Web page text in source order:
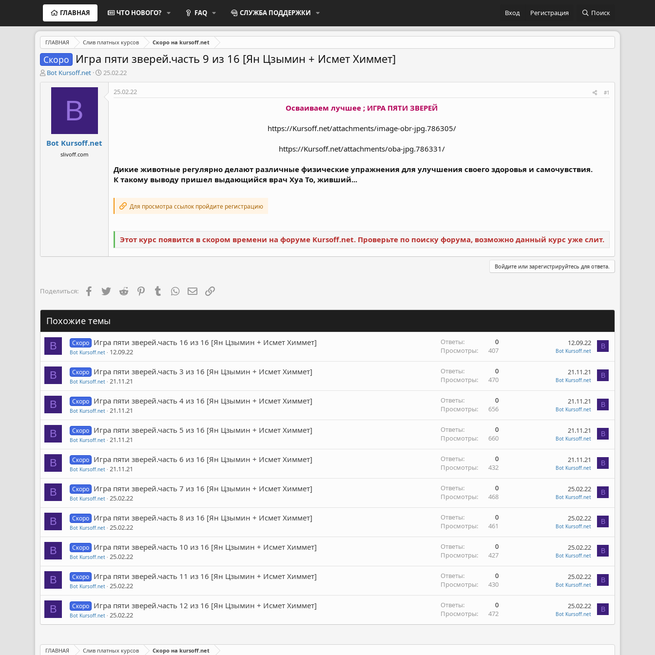
ГЛАВНАЯ ЧТО НОВОГО? FAQ СЛУЖБА ПОДДЕРЖКИ Вход Регистрация Поиск
ГЛАВНАЯ Слив платных курсов Скоро на kursoff.net
Скоро Игра пяти зверей.часть 9 из 16 [Ян Цзымин + Исмет Химмет]
А
в
ы
Bot Kursoff.net
Д
а
а
25.02.22
B
Bot Kursoff.net
slivoff.com
25.02.22 #1
Осваиваем лучшее ; ИГРА ПЯТИ ЗВЕРЕЙ
https://Kursoff.net/attachments/image-obr-jpg.786305/
https://Kursoff.net/attachments/oba-jpg.786331/
Дикие животные регулярно делают различные физические упражнения для улучшения своего здоровья и самочувствия.
К такому выводу пришел выдающийся врач Хуа То, живший...
Для просмотра ссылок пройдите регистрацию
Этот курс появится в скором времени на форуме Kursoff.net. Проверьте по поиску форума, возможно данный курс уже слит.
Войдите или зарегистрируйтесь для ответа.
Поделиться: FacebookTwitter Reddit PinterestTumblr WhatsAppЭлектронная почта
Похожие темы
B Скоро Игра пяти зверей.часть 16 из 16 [Ян Цзымин + Исмет Химмет]
Bot Kursoff.net 12.09.22
Ответы
0
Просмотры
407
12.09.22
Bot Kursoff.net
B
B Скоро Игра пяти зверей.часть 3 из 16 [Ян Цзымин + Исмет Химмет]
Bot Kursoff.net 21.11.21
Ответы
0
Просмотры
470
21.11.21
Bot Kursoff.net
B
B Скоро Игра пяти зверей.часть 4 из 16 [Ян Цзымин + Исмет Химмет]
Bot Kursoff.net 21.11.21
Ответы
0
Просмотры
656
21.11.21
Bot Kursoff.net
B
B Скоро Игра пяти зверей.часть 5 из 16 [Ян Цзымин + Исмет Химмет]
Bot Kursoff.net 21.11.21
Ответы
0
Просмотры
660
21.11.21
Bot Kursoff.net
B
B Скоро Игра пяти зверей.часть 6 из 16 [Ян Цзымин + Исмет Химмет]
Bot Kursoff.net 21.11.21
Ответы
0
Просмотры
432
21.11.21
Bot Kursoff.net
B
B Скоро Игра пяти зверей.часть 7 из 16 [Ян Цзымин + Исмет Химмет]
Bot Kursoff.net 25.02.22
Ответы
0
Просмотры
468
25.02.22
Bot Kursoff.net
B
B Скоро Игра пяти зверей.часть 8 из 16 [Ян Цзымин + Исмет Химмет]
Bot Kursoff.net 25.02.22
Ответы
0
Просмотры
461
25.02.22
Bot Kursoff.net
B
B Скоро Игра пяти зверей.часть 10 из 16 [Ян Цзымин + Исмет Химмет]
Bot Kursoff.net 25.02.22
Ответы
0
Просмотры
427
25.02.22
Bot Kursoff.net
B
B Скоро Игра пяти зверей.часть 11 из 16 [Ян Цзымин + Исмет Химмет]
Bot Kursoff.net 25.02.22
Ответы
0
Просмотры
430
25.02.22
Bot Kursoff.net
B
B Скоро Игра пяти зверей.часть 12 из 16 [Ян Цзымин + Исмет Химмет]
Bot Kursoff.net 25.02.22
Ответы
0
Просмотры
472
25.02.22
Bot Kursoff.net
B
ГЛАВНАЯ Слив платных курсов Скоро на kursoff.net